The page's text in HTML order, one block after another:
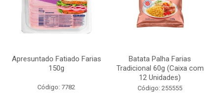
Apresuntado Fatiado Farias
150g
Código: 7782
Batata Palha Farias
Tradicional 60g (Caixa com
12 Unidades)
Código: 255555